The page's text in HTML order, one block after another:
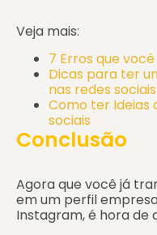
Veja mais:
7 Erros que
Dicas para ter
nas redes sociais
Como ter Ideias
sociais
Conclusão
Agora que você já
em um perfil
Instagram, é hora de